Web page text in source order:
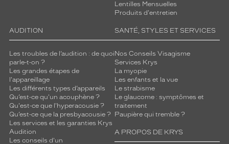
Lentilles Mensuelles
Produits d'entretien
AUDITION
Les troubles de l’audition : de quoi
parle-t-on ?
Les grandes étapes de
l'appareillage
Les différents types d’appareils
Qu’est-ce qu'un acouphène ?
Qu'est-ce que l'hyperacousie ?
Qu’est-ce que la presbyacousie ?
Les services et les garanties Krys
Audition
Les conseils d'un
SANTÉ, STYLES ET SERVICES
Nos Conseils Visagisme
Services Krys
La myopie
Les enfants et la vue
Le strabisme
Le glaucome : symptômes et
traitement
Paupière qui tremble ?
A PROPOS DE KRYS